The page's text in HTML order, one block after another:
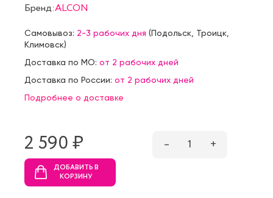
Бренд:ALCON
Самовывоз: 2-3 рабочих дня (Подольск Троицк
Климовск)
Доставка по МО: от 2 рабочих дней
Доставка по России: от 2 рабочих дней
Подробнее о доставке
2 590 ₷ – 1 +
ДОБАВИТЬ В
КОРЗИНУ